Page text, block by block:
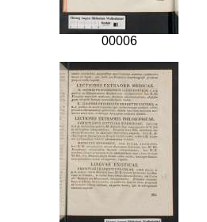
00006